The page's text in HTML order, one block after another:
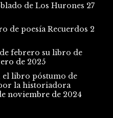
de Los Hurones 27
de poesía Recuerdos 2
febrero su libro de
de 2025
el libro póstumo de
la historiadora
noviembre de 2024